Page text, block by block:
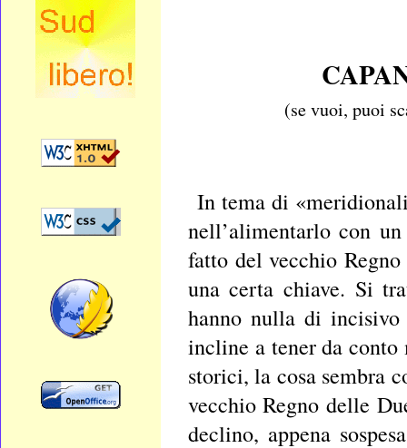
(se vuoi, puoi
In tema di
nell’alimentarlo con
fatto del vecchio
una certa chiave. Si
hanno nulla di
incline a tener da
storici, la cosa sembra
vecchio Regno delle
declino, appena